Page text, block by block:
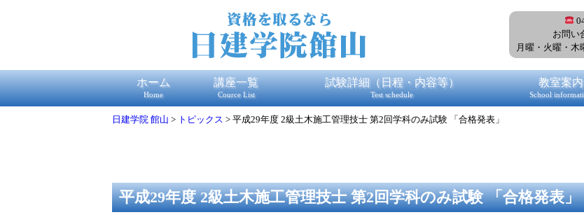
お問い
月曜・火曜・木
ホーム
Home
講座一覧
Cource List
試験詳細（日程・内容等）
Test schedule
教室案内
School
日建学院 館山 > トピックス > 平成29年度 2級土木施工管理技士 第2回学科のみ試験 「合格発表」
平成29年度 2級土木施工管理技士 第2回学科のみ試験 「合格発表」